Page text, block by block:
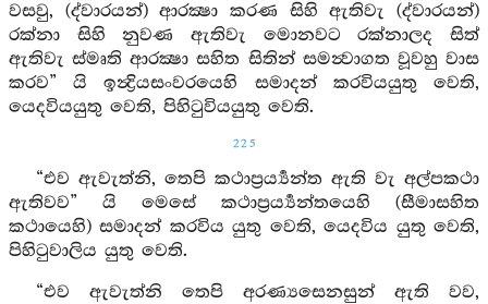
වසවු, (ද්වාරයන්) ආරක්‍ෂා කරණ සිහි ඇතිවැ (ද්වාරයන්)
රක්නා සිහි නුවණ ඇතිවැ මොනවට රක්නාලද සිත්
ඇතිවැ ස්මෘති ආරක්‍ෂා සහිත සිතින් සමන්‍වාගත වූවහු වාස
කරව” යි ඉන්‍ද්‍රියසංවරයෙහි සමාදන් කරවියයුතු වෙති,
යෙදවියයුතු වෙති, පිහිටුවියයුතු වෙති.
225
“එව ඇවැත්නි, තෙපි කථාප්‍රර්‍ය්‍යන්ත ඇති වැ අල්පකථා
ඇතිවව” යි මෙසේ කථාප්‍රර්‍ය්‍යන්තයෙහි (සීමාසහිත
කථායෙහි) සමාදන් කරවිය යුතු වෙති, යෙදවිය යුතු වෙති,
පිහිටුවාලිය යුතු වෙති.
“එව ඇවැත්නි තෙපි අරණ්‍යසෙනසුන් ඇති වව,